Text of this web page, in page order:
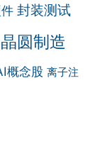
封装测试
晶圆制造
概念股 离子注